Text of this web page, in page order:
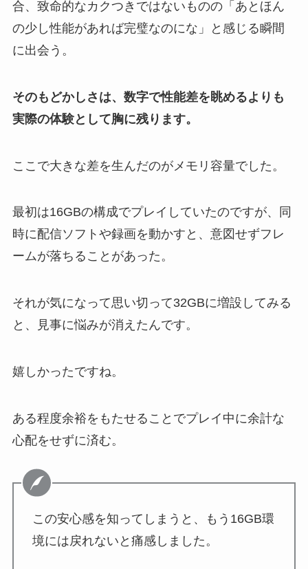
合、致命的なカクつきではないものの「あとほん
の少し性能があれば完璧なのにな」と感じる瞬間
に出会う。
そのもどかしさは、数字で性能差を眺めるよりも
実際の体験として胸に残ります。
ここで大きな差を生んだのがメモリ容量でした。
最初は16GBの構成でプレイしていたのですが、同
時に配信ソフトや録画を動かすと、意図せずフレ
ームが落ちることがあった。
それが気になって思い切って32GBに増設してみる
と、見事に悩みが消えたんです。
嬉しかったですね。
ある程度余裕をもたせることでプレイ中に余計な
心配をせずに済む。
この安心感を知ってしまうと、もう16GB環
境には戻れないと痛感しました。